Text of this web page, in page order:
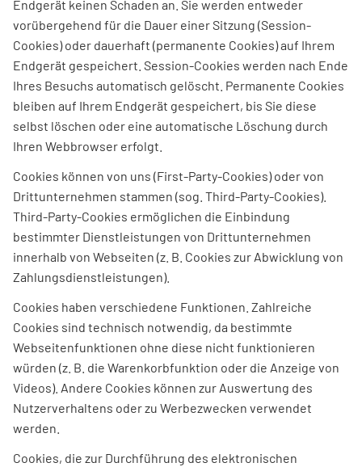
Endgerät keinen Schaden an. Sie werden entweder
vorübergehend für die Dauer einer Sitzung (Session-
Cookies) oder dauerhaft (permanente Cookies) auf Ihrem
Endgerät gespeichert. Session-Cookies werden nach Ende
Ihres Besuchs automatisch gelöscht. Permanente Cookies
bleiben auf Ihrem Endgerät gespeichert, bis Sie diese
selbst löschen oder eine automatische Löschung durch
Ihren Webbrowser erfolgt.
Cookies können von uns (First-Party-Cookies) oder von
Drittunternehmen stammen (sog. Third-Party-Cookies).
Third-Party-Cookies ermöglichen die Einbindung
bestimmter Dienstleistungen von Drittunternehmen
innerhalb von Webseiten (z. B. Cookies zur Abwicklung von
Zahlungsdienstleistungen).
Cookies haben verschiedene Funktionen. Zahlreiche
Cookies sind technisch notwendig, da bestimmte
Webseitenfunktionen ohne diese nicht funktionieren
würden (z. B. die Warenkorbfunktion oder die Anzeige von
Videos). Andere Cookies können zur Auswertung des
Nutzerverhaltens oder zu Werbezwecken verwendet
werden.
Cookies, die zur Durchführung des elektronischen